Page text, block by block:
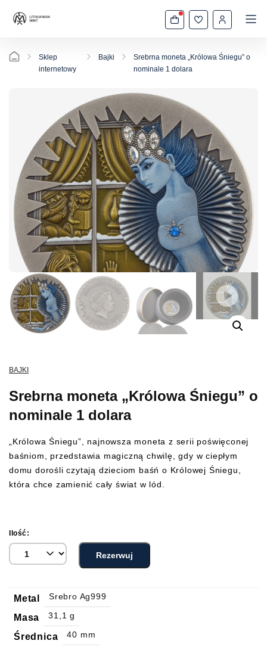
Sklep
internetowy
Bajki
Srebrna moneta „Królowa Śniegu” o
nominale 1 dolara
BAJKI
Srebrna moneta „Królowa Śniegu” o
nominale 1 dolara
„Królowa Śniegu”, najnowsza moneta z serii poświęconej
baśniom, przedstawia magiczną chwilę, gdy w ciepłym
domu dorośli czytają dzieciom baśń o Królowej Śniegu,
która chce zamienić cały świat w lód.
Ilość:
Rezerwuj
Metal Srebro Ag999
Masa 31,1 g
Średnica 40 mm